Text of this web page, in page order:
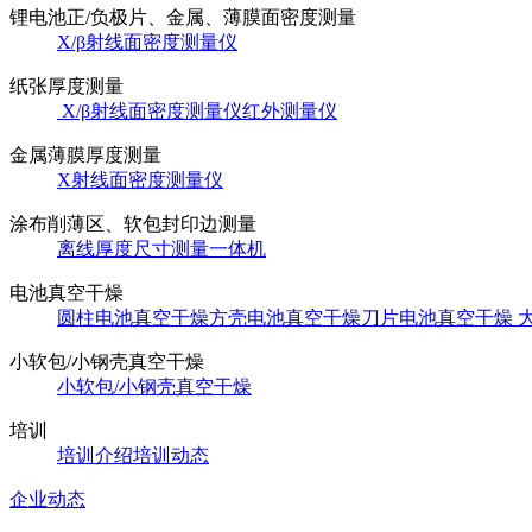
锂电池正/负极片、金属、薄膜面密度测量
X/β射线面密度测量仪
纸张厚度测量
X/β射线面密度测量仪红外测量仪
金属薄膜厚度测量
X射线面密度测量仪
涂布削薄区、软包封印边测量
离线厚度尺寸测量一体机
电池真空干燥
圆柱电池真空干燥方壳电池真空干燥刀片电池真空干燥
小软包/小钢壳真空干燥
小软包/小钢壳真空干燥
培训
培训介绍培训动态
企业动态